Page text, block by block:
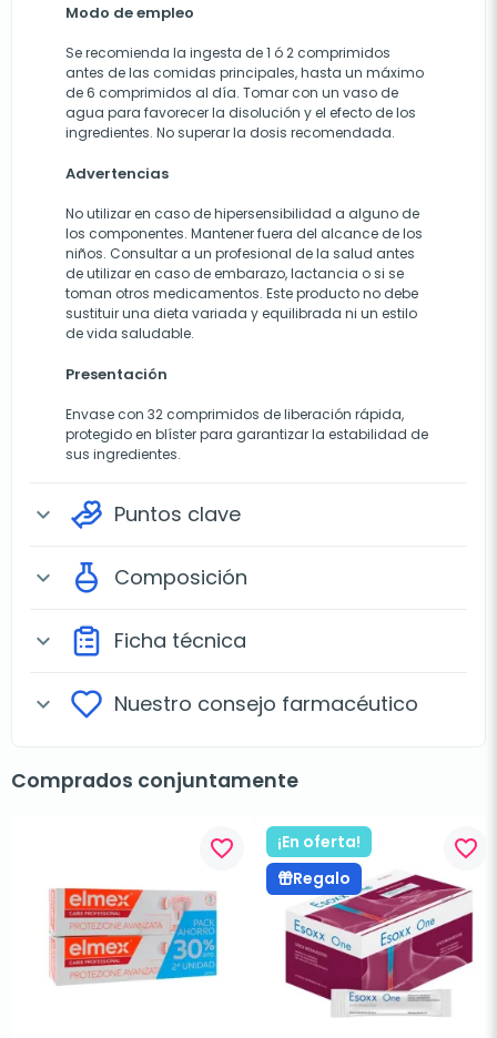
Modo de empleo
Se recomienda la ingesta de 1 ó 2 comprimidos
antes de las comidas principales, hasta un máximo
de 6 comprimidos al día. Tomar con un vaso de
agua para favorecer la disolución y el efecto de los
ingredientes. No superar la dosis recomendada.
Advertencias
No utilizar en caso de hipersensibilidad a alguno de
los componentes. Mantener fuera del alcance de los
niños. Consultar a un profesional de la salud antes
de utilizar en caso de embarazo, lactancia o si se
toman otros medicamentos. Este producto no debe
sustituir una dieta variada y equilibrada ni un estilo
de vida saludable.
Presentación
Envase con 32 comprimidos de liberación rápida,
protegido en blíster para garantizar la estabilidad de
sus ingredientes.
expand_more Puntos clave
expand_more Composición
expand_more Ficha técnica
expand_more Nuestro consejo farmacéutico
Comprados conjuntamente
favorite_border
¡En oferta!
Regalo
favorite_border